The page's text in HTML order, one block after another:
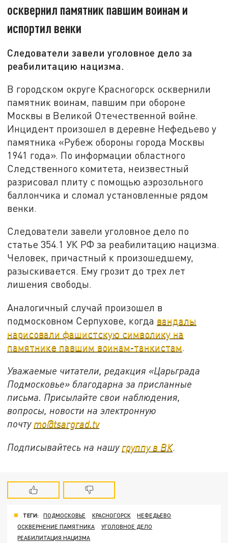
осквернил памятник павшим воинам и
испортил венки
Следователи завели уголовное дело за
реабилитацию нацизма.
В городском округе Красногорск осквернили
памятник воинам, павшим при обороне
Москвы в Великой Отечественной войне.
Инцидент произошел в деревне Нефедьево у
памятника «Рубеж обороны города Москвы
1941 года». По информации областного
Следственного комитета, неизвестный
разрисовал плиту с помощью аэрозольного
баллончика и сломал установленные рядом
венки.
Следователи завели уголовное дело по
статье 354.1 УК РФ за реабилитацию нацизма.
Человек, причастный к произошедшему,
разыскивается. Ему грозит до трех лет
лишения свободы.
Аналогичный случай произошел в
подмосковном Серпухове, когда вандалы
нарисовали фашистскую символику на
памятнике павшим воинам-танкистам.
Уважаемые читатели, редакция «Царьграда
Подмосковье» благодарна за присланные
письма. Присылайте свои наблюдения,
вопросы, новости на электронную
почту mo@tsargrad.tv
Подписывайтесь на нашу группу в ВК.
ТЕГИ: ПОДМОСКОВЬЕ КРАСНОГОРСК
НЕФЕДЬЕВО
ОСКВЕРНЕНИЕ ПАМЯТНИКА
УГОЛОВНОЕ ДЕЛО
РЕАБИЛИТАЦИЯ НАЦИЗМА